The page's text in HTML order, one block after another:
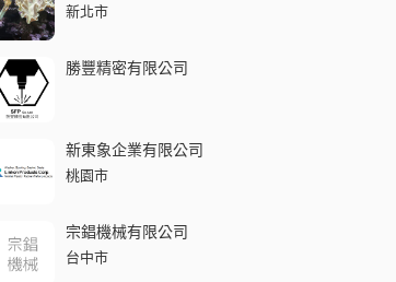
新北市
勝豐精密有限公司
新東象企業有限公司
桃園市
宗錩機械有限公司
台中市